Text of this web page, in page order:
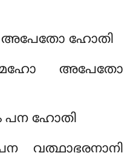
അപേതോ ഹോതി
അപേതോ
പന ഹോതി
വത്ഥാഭരനാനി